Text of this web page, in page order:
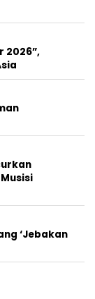
2026”,
‘Jebakan